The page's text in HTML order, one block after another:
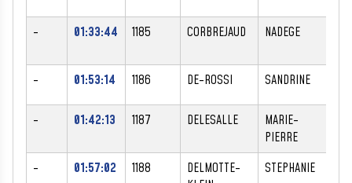
- 01:33:44 1185 CORBREJAUD NADEGE
- 01:53:14 1186 DE-ROSSI SANDRINE
- 01:42:13 1187 DELESALLE
MARIE-
PIERRE
- 01:57:02 1188
DELMOTTE-
STEPHANIE